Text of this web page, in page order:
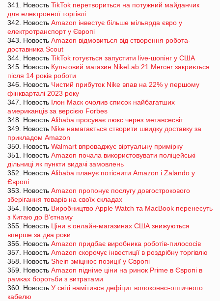
341. Новость TikTok перетвориться на потужний майданчик
для електронної торгівлі
342. Новость Amazon інвестує більше мільярда євро у
електротранспорт у Європі
343. Новость Amazon відмовиться від створення робота-
доставника Scout
344. Новость TikTok готується запустити live-шопінг у США
345. Новость Культовий магазин NikeLab 21 Mercer закриється
після 14 років роботи
346. Новость Чистий прибуток Nike впав на 22% у першому
фінкварталі 2023 року
347. Новость Ілон Маск очолив список найбагатших
американців за версією Forbes
348. Новость Alibaba просуває люкс через метавсесвіт
349. Новость Nike намагається створити швидку доставку за
прикладом Amazon
350. Новость Walmart впроваджує віртуальну примірку
351. Новость Amazon почала використовувати поліцейські
дільниці як пункти видачі замовлень
352. Новость Alibaba планує потіснити Amazon і Zalando у
Європі
353. Новость Amazon пропонує послугу довгострокового
зберігання товарів на своїх складах
354. Новость Виробництво Apple Watch та MacBook перенесуть
з Китаю до В'єтнаму
355. Новость Ціни в онлайн-магазинах США знижуються
вперше за два роки
356. Новость Amazon придбає виробника роботів-пилососів
357. Новость Amazon скорочує інвестиції в роздрібну торгівлю
358. Новость Shein зміцнює позиції у Європі
359. Новость Amazon підніме ціни на ринок Prime в Європі в
рамках боротьби з витратами
360. Новость У світі намітився дефіцит волоконно-оптичного
кабелю